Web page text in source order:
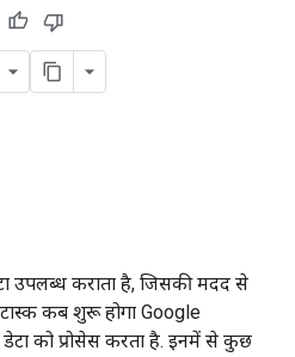
उपलब्ध कराता है, जिसकी मदद से
कब शुरू होगा Google
डेटा को प्रोसेस करता है. इनमें से कुछ